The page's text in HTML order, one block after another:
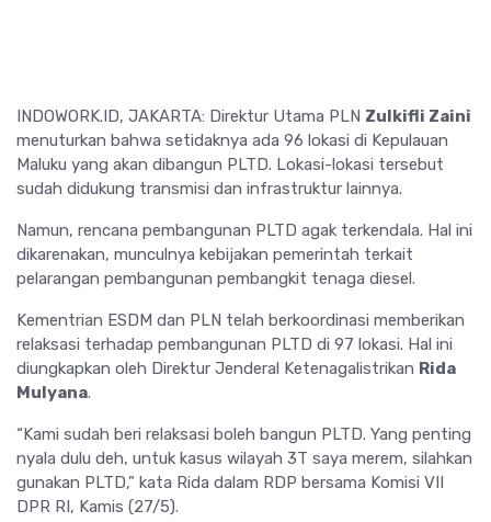
INDOWORK.ID, JAKARTA: Direktur Utama PLN Zulkifli Zaini
menuturkan bahwa setidaknya ada 96 lokasi di Kepulauan
Maluku yang akan dibangun PLTD. Lokasi-lokasi tersebut
sudah didukung transmisi dan infrastruktur lainnya.
Namun, rencana pembangunan PLTD agak terkendala. Hal ini
dikarenakan, munculnya kebijakan pemerintah terkait
pelarangan pembangunan pembangkit tenaga diesel.
Kementrian ESDM dan PLN telah berkoordinasi memberikan
relaksasi terhadap pembangunan PLTD di 97 lokasi. Hal ini
diungkapkan oleh Direktur Jenderal Ketenagalistrikan Rida
Mulyana.
“Kami sudah beri relaksasi boleh bangun PLTD. Yang penting
nyala dulu deh, untuk kasus wilayah 3T saya merem, silahkan
gunakan PLTD,” kata Rida dalam RDP bersama Komisi VII
DPR RI, Kamis (27/5).